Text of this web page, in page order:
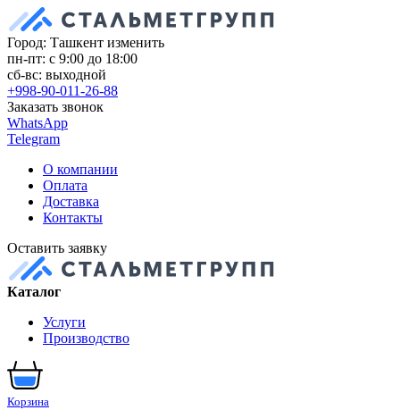
Город: Ташкент изменить
пн-пт: с 9:00 до 18:00
сб-вс: выходной
+998-90-011-26-88
Заказать звонок
WhatsApp
Telegram
О компании
Оплата
Доставка
Контакты
Оставить заявку
Каталог
Услуги
Производство
Корзина